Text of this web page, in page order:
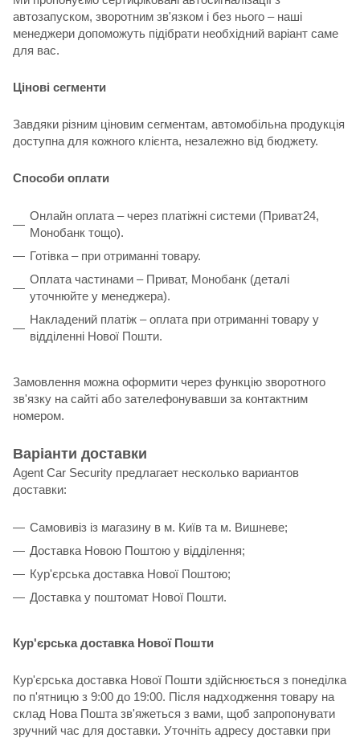
автозапуском, зворотним зв'язком і без нього – наші
менеджери допоможуть підібрати необхідний варіант саме
для вас.
Цінові сегменти
Завдяки різним ціновим сегментам, автомобільна продукція
доступна для кожного клієнта, незалежно від бюджету.
Способи оплати
Онлайн оплата – через платіжні системи (Приват24,
Монобанк тощо).
Готівка – при отриманні товару.
Оплата частинами – Приват, Монобанк (деталі
уточнюйте у менеджера).
Накладений платіж – оплата при отриманні товару у
відділенні Нової Пошти.
Замовлення можна оформити через функцію зворотного
зв'язку на сайті або зателефонувавши за контактним
номером.
Варіанти доставки
Agent Car Security предлагает несколько вариантов
доставки:
Самовивіз із магазину в м. Київ та м. Вишневе;
Доставка Новою Поштою у відділення;
Кур'єрська доставка Нової Поштою;
Доставка у поштомат Нової Пошти.
Кур'єрська доставка Нової Пошти
Кур'єрська доставка Нової Пошти здійснюється з понеділка
по п'ятницю з 9:00 до 19:00. Після надходження товару на
склад Нова Пошта зв'яжеться з вами, щоб запропонувати
зручний час для доставки. Уточніть адресу доставки при